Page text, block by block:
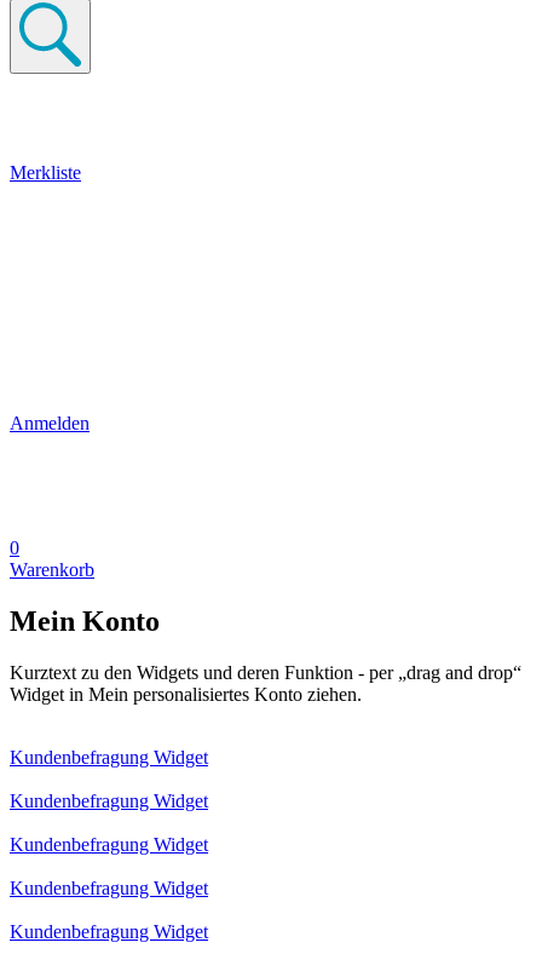
Merkliste
Anmelden
0
Warenkorb
Mein Konto
Kurztext zu den Widgets und deren Funktion - per „drag and drop“
Widget in Mein personalisiertes Konto ziehen.
Kundenbefragung Widget
Kundenbefragung Widget
Kundenbefragung Widget
Kundenbefragung Widget
Kundenbefragung Widget